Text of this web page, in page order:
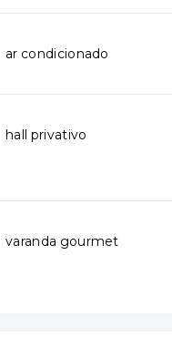
ar condicionado
hall privativo
varanda gourmet